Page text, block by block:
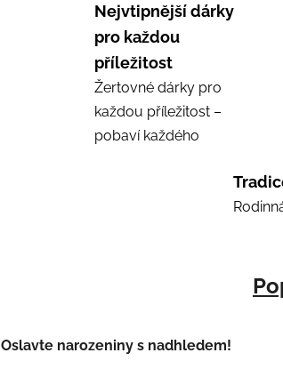
Nejvtipnější dárky
pro každou
příležitost
Žertovné dárky pro
každou příležitost –
pobaví každého
Oslavte narozeniny s nadhledem!